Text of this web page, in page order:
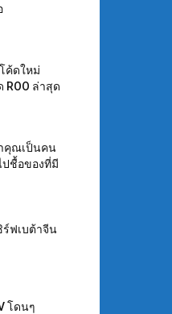
ค้ดใหม่
ROO ล่าสุด
คุณเป็นคน
ปชื้อของที่มี
ร์ฟเบต้าจีน
โดนๆ